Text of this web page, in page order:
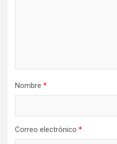
Nombre *
Correo electrónico *